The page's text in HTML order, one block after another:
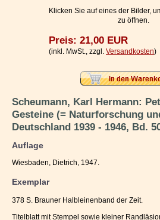
Ihr WarenkorbKlicken Sie auf eines der Bilder,
zu öffnen.
Preis: 21,00 EUR
(inkl. MwSt., zzgl. Versandkosten)
Scheumann, Karl Hermann:
Gesteine (= Naturforschung
Deutschland 1939 - 1946, Bd.
Auflage
Wiesbaden, Dietrich, 1947.
Exemplar
378 S. Brauner Halbleinenband der Zeit.
Titelblatt mit Stempel sowie kleiner